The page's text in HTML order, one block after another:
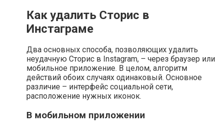
Как удалить Сторис в
Инстаграме
Два основных способа, позволяющих удалить
неудачную Сторис в Instagram, – через браузер или
мобильное приложение. В целом, алгоритм
действий обоих случаях одинаковый. Основное
различие – интерфейс социальной сети,
расположение нужных иконок.
В мобильном приложении